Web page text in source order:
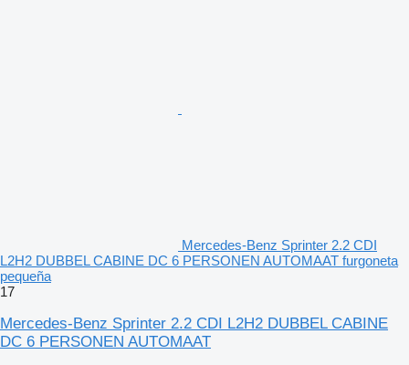
Mercedes-Benz Sprinter 2.2 CDI
L2H2 DUBBEL CABINE DC 6 PERSONEN AUTOMAAT furgoneta
pequeña
17
Mercedes-Benz Sprinter 2.2 CDI L2H2 DUBBEL CABINE
DC 6 PERSONEN AUTOMAAT